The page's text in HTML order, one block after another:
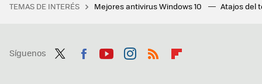
TEMAS DE INTERÉS Mejores antivirus Windows 10 Atajos del
Síguenos